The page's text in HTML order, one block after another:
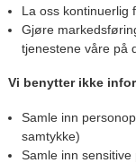
La oss kontinuerlig
Gjøre
tjenestene våre på
Vi benytter ikke
Samle inn
samtykke)
Samle inn